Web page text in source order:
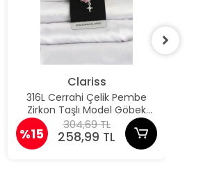
Clariss
316L Cerrahi Çelik Pembe
Zirkon Taşlı Model Göbek
Piercing
%15
304,69 TL
258,99 TL